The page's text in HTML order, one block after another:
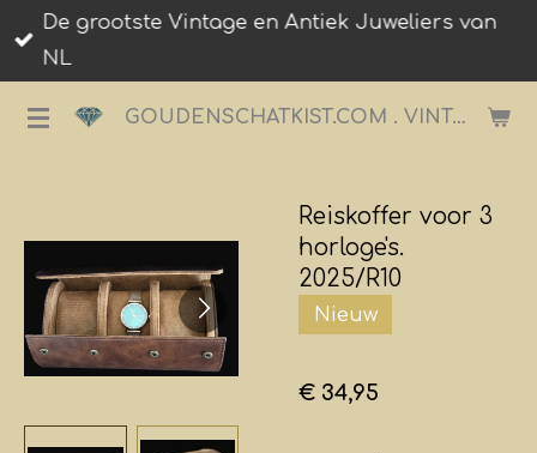
Ga
direct
de
GOUDENSCHATKIST.COM . VINTAGE JUWELIER.
De grootste Vintage en Antiek Juweliers van
NL
Reiskoffer voor 3
horloge's.
2025/R10
Nieuw
€ 34,95